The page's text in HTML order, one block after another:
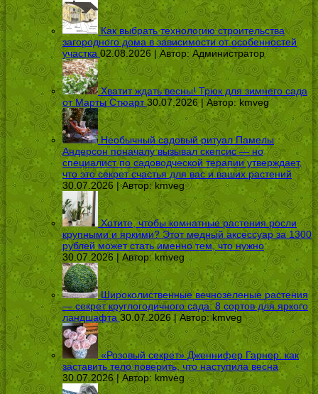
Как выбрать технологию строительства
загородного дома в зависимости от особенностей
участка 02.08.2026 | Автор: Администратор
Хватит ждать весны! Трюк для зимнего сада
от Марты Стюарт 30.07.2026 | Автор: kmveg
Необычный садовый ритуал Памелы
Андерсон поначалу вызывал скепсис — но
специалист по садоводческой терапии утверждает,
что это секрет счастья для вас и ваших растений
30.07.2026 | Автор:kmveg
Хотите, чтобы комнатные растения росли
крупными и яркими? Этот медный аксессуар за 1300
рублей может стать именно тем, что нужно
30.07.2026 | Автор:kmveg
Широколиственные вечнозеленые растения
— секрет круглогодичного сада: 8 сортов для яркого
ландшафта 30.07.2026 | Автор:kmveg
«Розовый секрет» Дженнифер Гарнер: как
заставить тело поверить, что наступила весна
30.07.2026 | Автор: kmveg